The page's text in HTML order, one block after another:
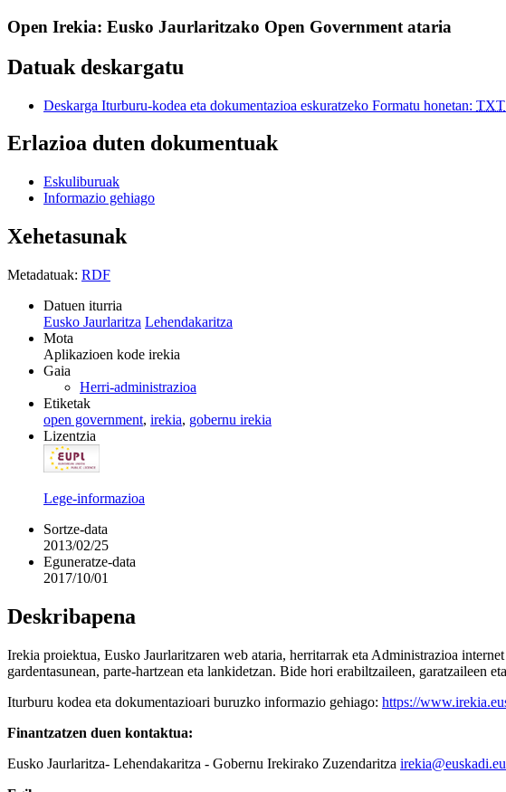
Open Irekia: Eusko Jaurlaritzako Open Government ataria
Datuak deskargatu
Deskarga Iturburu-kodea eta dokumentazioa eskuratzeko Formatu honetan: TXT
Erlazioa duten dokumentuak
Eskuliburuak
Informazio gehiago
Xehetasunak
Metadatuak: RDF
Datuen iturria
Eusko Jaurlaritza Lehendakaritza
Mota
Aplikazioen kode irekia
Gaia
Herri-administrazioa
Etiketak
open government, irekia, gobernu irekia
Lizentzia
Lege-informazioa
Sortze-data
2013/02/25
Eguneratze-data
2017/10/01
Deskribapena
Irekia proiektua, Eusko Jaurlaritzaren web ataria, herritarrak eta Administrazioa
gardentasunean, parte-hartzean eta lankidetzan. Bide hori erabiltzaileen, garatzaileen
Iturburu kodea eta dokumentazioari buruzko informazio gehiago: https://
Finantzatzen duen kontaktua:
Eusko Jaurlaritza- Lehendakaritza - Gobernu Irekirako Zuzendaritza